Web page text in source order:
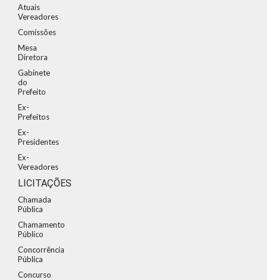
Atuais
Vereadores
Comissões
Mesa
Diretora
Gabinete
do
Prefeito
Ex-
Prefeitos
Ex-
Presidentes
Ex-
Vereadores
LICITAÇÕES
Chamada
Pública
Chamamento
Público
Concorrência
Pública
Concurso